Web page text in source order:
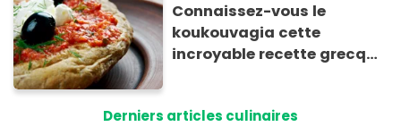
Connaissez-vous le
koukouvagia cette
incroyable recette grecque
Derniers articles culinaires